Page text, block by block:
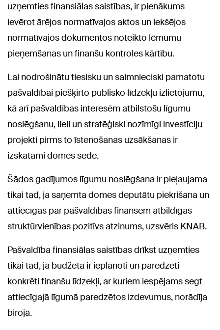
uzņemties finansiālas saistības, ir pienākums
ievērot ārējos normatīvajos aktos un iekšējos
normatīvajos dokumentos noteikto lēmumu
pieņemšanas un finanšu kontroles kārtību.
Lai nodrošinātu tiesisku un saimnieciski pamatotu
pašvaldībai piešķirto publisko līdzekļu izlietojumu,
kā arī pašvaldības interesēm atbilstošu līgumu
noslēgšanu, lieli un stratēģiski nozīmīgi investīciju
projekti pirms to īstenošanas uzsākšanas ir
izskatāmi domes sēdē.
Šādos gadījumos līgumu noslēgšana ir pieļaujama
tikai tad, ja saņemta domes deputātu piekrišana un
attiecīgās par pašvaldības finansēm atbildīgās
struktūrvienības pozitīvs atzinums, uzsvēris KNAB.
Pašvaldība finansiālas saistības drīkst uzņemties
tikai tad, ja budžetā ir ieplānoti un paredzēti
konkrēti finanšu līdzekļi, ar kuriem iespējams segt
attiecīgajā līgumā paredzētos izdevumus, norādīja
birojā.